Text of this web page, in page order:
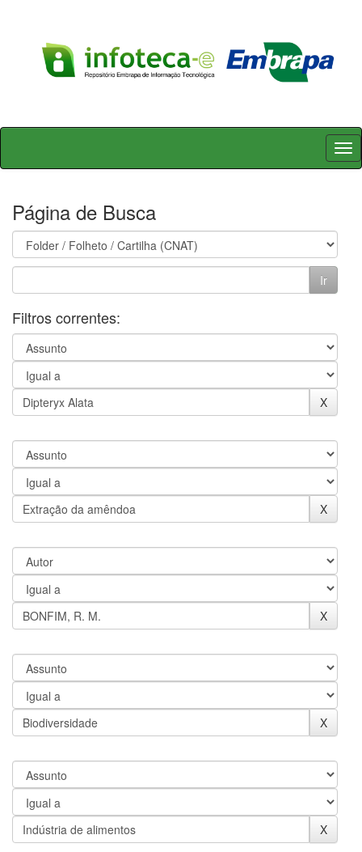
Skip
Página de Busca
Filtros correntes: